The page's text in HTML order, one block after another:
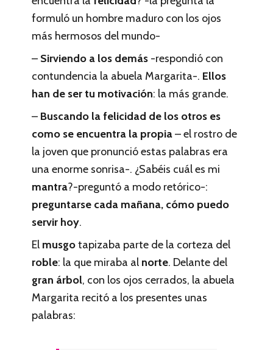
formuló un hombre maduro con los ojos
más hermosos del mundo-
– Sirviendo a los demás -respondió con
contundencia la abuela Margarita-. Ellos
han de ser tu motivación: la más grande.
– Buscando la felicidad de los otros es
como se encuentra la propia– el rostro de
la joven que pronunció estas palabras era
una enorme sonrisa-. ¿Sabéis cuál es mi
mantra?-preguntó a modo retórico-:
preguntarse cada mañana, cómo puedo
servir hoy.
El musgotapizaba parte de la corteza del
roble: la que miraba al norte. Delante del
gran árbol, con los ojos cerrados, la abuela
Margarita recitó a los presentes unas
palabras: